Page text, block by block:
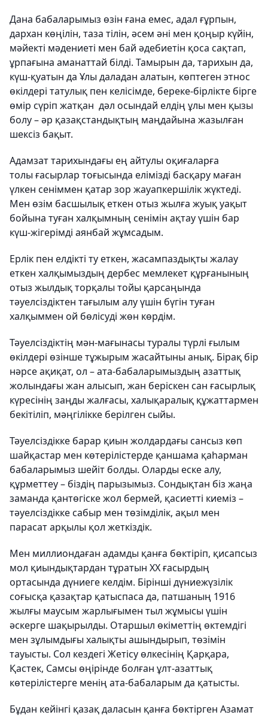
Дана бабаларымыз өзін ғана емес, адал ғұрпын,
дархан көңілін, таза тілін, әсем әні мен қоңыр күйін,
мәйекті мәдениеті мен бай әдебиетін қоса сақтап,
ұрпағына аманаттай білді. Тамырын да, тарихын да,
күш-қуатын да Ұлы даладан алатын, көптеген этнос
өкілдері татулық пен келісімде, береке-бірлікте бірге
өмір сүріп жатқан дәл осындай елдің ұлы мен қызы
болу – әр қазақстандықтың маңдайына жазылған
шексіз бақыт.
Адамзат тарихындағы ең айтулы оқиғаларға
толы ғасырлар тоғысында елімізді басқару маған
үлкен сеніммен қатар зор жауапкершілік жүктеді.
Мен өзім басшылық еткен отыз жылға жуық уақыт
бойына туған халқымның сенімін ақтау үшін бар
күш-жігерімді аянбай жұмсадым.
Ерлік пен елдікті ту еткен, жасампаздықты жалау
еткен халқымыздың дербес мемлекет құрғанының
отыз жылдық торқалы тойы қарсаңында
тәуелсіздіктен тағылым алу үшін бүгін туған
халқыммен ой бөлісуді жөн көрдім.
Тәуелсіздіктің мән-мағынасы туралы түрлі ғылым
өкілдері өзінше тұжырым жасайтыны анық. Бірақ бір
нәрсе ақиқат, ол – ата-бабаларымыздың азаттық
жолындағы жан алысып, жан беріскен сан ғасырлық
күресінің заңды жалғасы, халықаралық құжаттармен
бекітіліп, мәңгілікке берілген сыйы.
Тәуелсіздікке барар қиын жолдардағы сансыз көп
шайқастар мен көтерілістерде қаншама қаһарман
бабаларымыз шейіт болды. Оларды еске алу,
құрметтеу – біздің парызымыз. Сондықтан біз жаңа
заманда қантөгіске жол бермей, қасиетті киеміз –
тәуелсіздікке сабыр мен төзімділік, ақыл мен
парасат арқылы қол жеткіздік.
Мен миллиондаған адамды қанға бөктіріп, қисапсыз
мол қиындықтардан тұратын XX ғасырдың
ортасында дүниеге келдім. Бірінші дүниежүзілік
соғысқа қазақтар қатыспаса да, патшаның 1916
жылғы маусым жарлығымен тыл жұмысы үшін
әскерге шақырылды. Отаршыл өкіметтің өктемдігі
мен зұлымдығы халықты ашындырып, төзімін
тауысты. Сол кездегі Жетісу өлкесінің Қарқара,
Қастек, Самсы өңірінде болған ұлт-азаттық
көтерілістерге менің ата-бабаларым да қатысты.
Бұдан кейінгі қазақ даласын қанға бөктірген Азамат